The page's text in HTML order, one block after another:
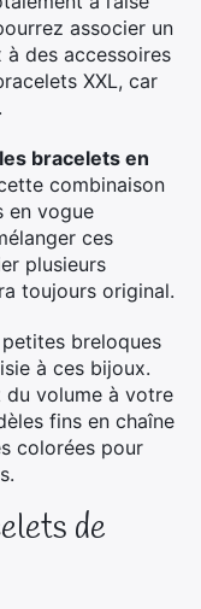
associer un
des accessoires
XXL, car
bracelets en
combinaison
en vogue
ces
plusieurs
toujours original.
breloques
à ces bijoux.
du volume à votre
fins en chaîne
colorées pour
de